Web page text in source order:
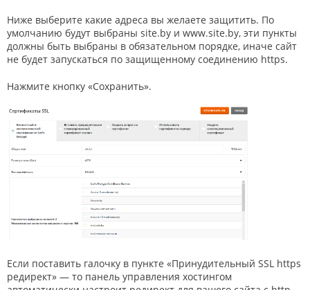
Ниже выберите какие адреса вы желаете защитить. По
умолчанию будут выбраны site.by и www.site.by, эти пункты
должны быть выбраны в обязательном порядке, иначе сайт
не будет запускаться по защищенному соединению https.
Нажмите кнопку «Сохранить».
Если поставить галочку в пункте «Принудительный SSL https
редирект» — то панель управления хостингом